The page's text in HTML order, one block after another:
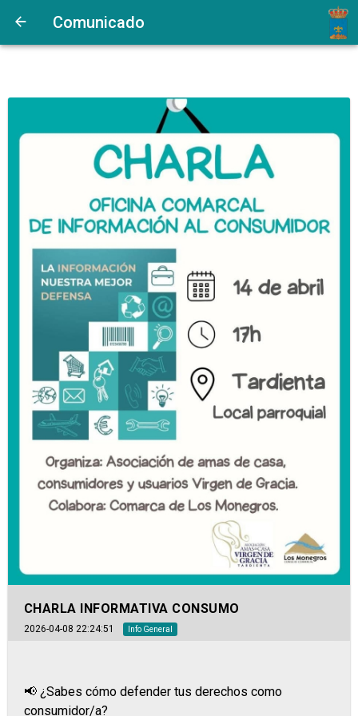
Comunicado
CHARLA INFORMATIVA CONSUMO
2026-04-08 22:24:51 Info General
📢 ¿Sabes cómo defender tus derechos como
consumidor/a?